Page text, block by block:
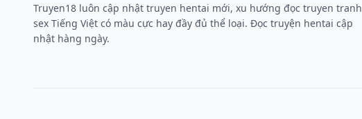
Truyen18 luôn cập nhật truyen hentai mới, xu hướng đọc truyen tranh
sex Tiếng Việt có màu cực hay đầy đủ thể loại. Đọc truyện hentai cập
nhật hàng ngày.